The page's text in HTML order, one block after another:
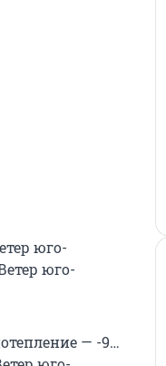
юго-
юго-
— -9…